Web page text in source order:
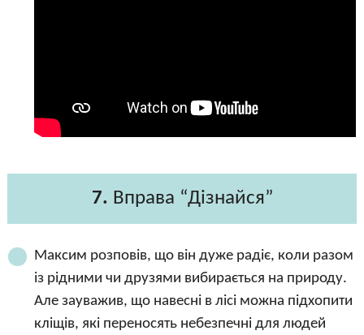
7. Вправа “Дізнайся”
Максим розповів, що він дуже радіє, коли разом
із рідними чи друзями вибирається на природу.
Але зауважив, що навесні в лісі можна підхопити
кліщів, які переносять небезпечні для людей